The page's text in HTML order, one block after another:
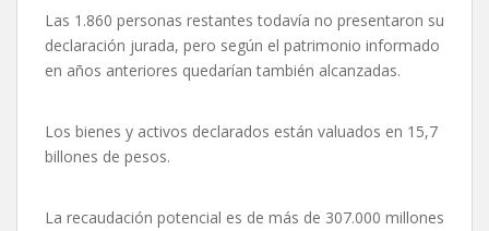
Las 1.860 personas restantes todavía no presentaron su
declaración jurada, pero según el patrimonio informado
en años anteriores quedarían también alcanzadas.
Los bienes y activos declarados están valuados en 15,7
billones de pesos.
La recaudación potencial es de más de 307.000 millones